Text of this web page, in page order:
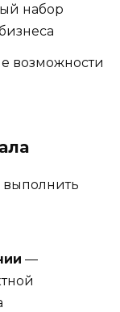
набор
возможности
—